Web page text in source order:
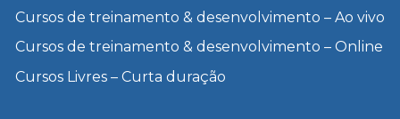
Cursos de treinamento & desenvolvimento – Ao vivo
Cursos de treinamento & desenvolvimento – Online
Cursos Livres – Curta duração